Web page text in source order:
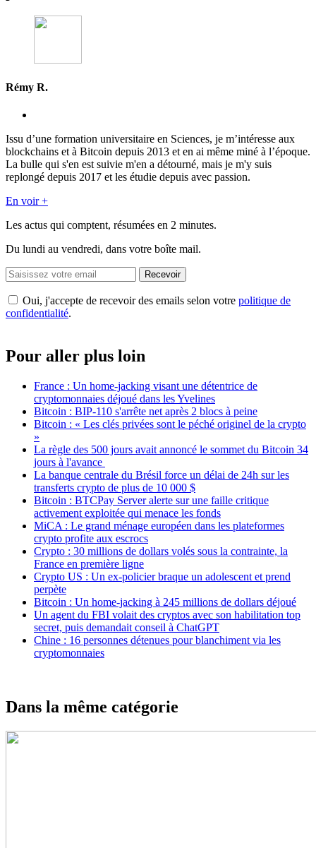
Rémy R.
Issu d’une formation universitaire en Sciences, je m’intéresse aux
blockchains et à Bitcoin depuis 2013 et en ai même miné à l’époque.
La bulle qui s'en est suivie m'en a détourné, mais je m'y suis
replongé depuis 2017 et les étudie depuis avec passion.
En voir +
Les actus qui comptent, résumées en 2 minutes.
Du lundi au vendredi, dans votre boîte mail.
Recevoir
Oui, j'accepte de recevoir des emails selon votre politique de
confidentialité.
Pour aller plus loin
France : Un home-jacking visant une détentrice de
cryptomonnaies déjoué dans les Yvelines
Bitcoin : BIP-110 s'arrête net après 2 blocs à peine
Bitcoin : « Les clés privées sont le péché originel de la crypto
»
La règle des 500 jours avait annoncé le sommet du Bitcoin 34
jours à l'avance
La banque centrale du Brésil force un délai de 24h sur les
transferts crypto de plus de 10 000 $
Bitcoin : BTCPay Server alerte sur une faille critique
activement exploitée qui menace les fonds
MiCA : Le grand ménage européen dans les plateformes
crypto profite aux escrocs
Crypto : 30 millions de dollars volés sous la contrainte, la
France en première ligne
Crypto US : Un ex-policier braque un adolescent et prend
perpète
Bitcoin : Un home-jacking à 245 millions de dollars déjoué
Un agent du FBI volait des cryptos avec son habilitation top
secret, puis demandait conseil à ChatGPT
Chine : 16 personnes détenues pour blanchiment via les
cryptomonnaies
Dans la même catégorie